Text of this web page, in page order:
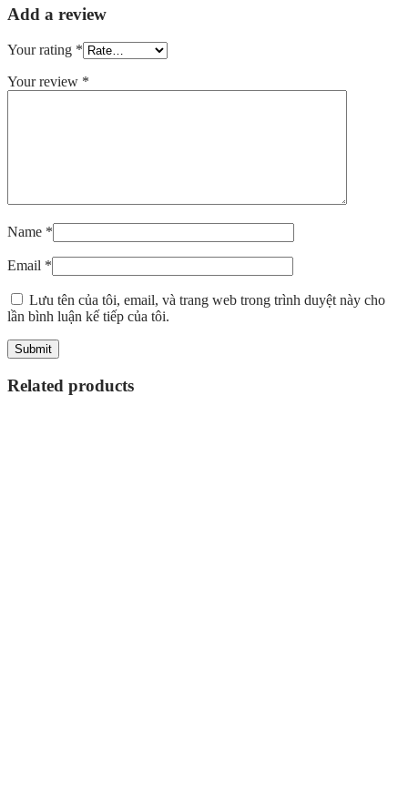
Add a review
Your rating *
Your review *
Name *
Email *
Lưu tên của tôi, email, và trang web trong trình duyệt này cho
lần bình luận kế tiếp của tôi.
Related products